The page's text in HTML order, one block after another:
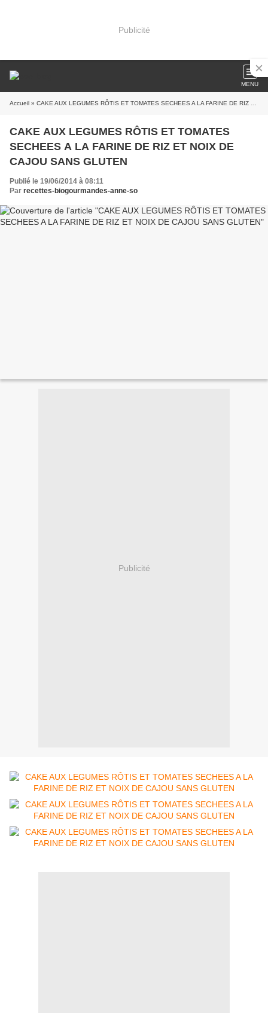
Publicité
MENU
Accueil » CAKE AUX LEGUMES RÔTIS ET TOMATES SECHEES A LA FARINE DE RIZ ET NOIX DE CAJOU SANS GLUTEN
CAKE AUX LEGUMES RÔTIS ET TOMATES
SECHEES A LA FARINE DE RIZ ET NOIX DE
CAJOU SANS GLUTEN
Publié le 19/06/2014 à 08:11
Par recettes-biogourmandes-anne-so
Publicité